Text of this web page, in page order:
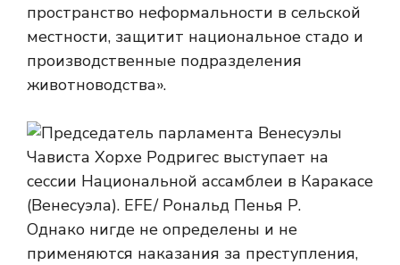
пространство неформальности в сельской
местности, защитит национальное стадо и
производственные подразделения
животноводства».
Однако нигде не определены и не
применяются наказания за преступления,